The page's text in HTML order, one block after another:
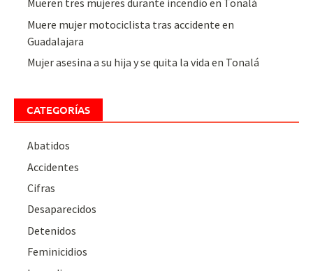
Mueren tres mujeres durante incendio en Tonalá
Muere mujer motociclista tras accidente en
Guadalajara
Mujer asesina a su hija y se quita la vida en Tonalá
CATEGORÍAS
Abatidos
Accidentes
Cifras
Desaparecidos
Detenidos
Feminicidios